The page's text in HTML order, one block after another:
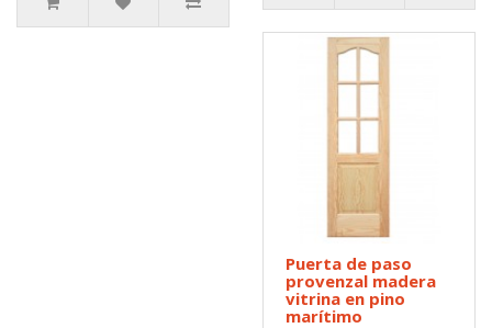
Puerta de paso
provenzal madera
vitrina en pino
marítimo